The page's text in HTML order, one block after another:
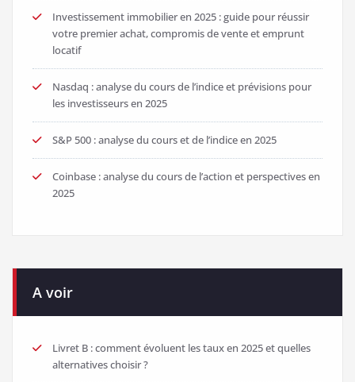
Investissement immobilier en 2025 : guide pour réussir
votre premier achat, compromis de vente et emprunt
locatif
Nasdaq : analyse du cours de l’indice et prévisions pour
les investisseurs en 2025
S&P 500 : analyse du cours et de l’indice en 2025
Coinbase : analyse du cours de l’action et perspectives en
2025
A voir
Livret B : comment évoluent les taux en 2025 et quelles
alternatives choisir ?